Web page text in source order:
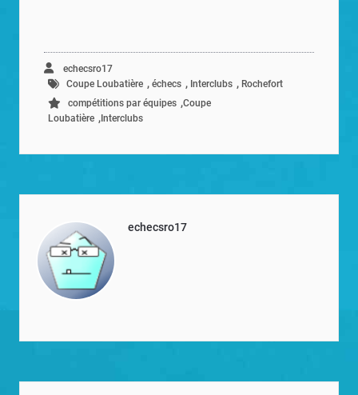
echecsro17
Coupe Loubatière , échecs , Interclubs , Rochefort
compétitions par équipes ,Coupe
Loubatière , Interclubs
echecsro17